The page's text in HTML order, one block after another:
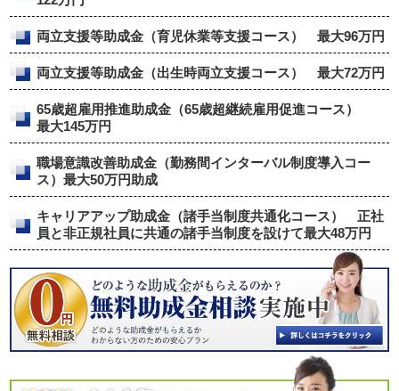
両立支援等助成金（育児休業等支援コース） 最大96万円
両立支援等助成金（出生時両立支援コース） 最大72万円
65歳超雇用推進助成金（65歳超継続雇用促進コース）
最大145万円
職場意識改善助成金（勤務間インターバル制度導入コー
ス）最大50万円助成
キャリアアップ助成金（諸手当制度共通化コース） 正社
員と非正規社員に共通の諸手当制度を設けて最大48万円